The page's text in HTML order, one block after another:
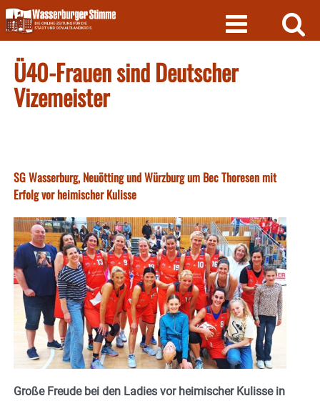
Skip
to
content
Ü40-Frauen sind Deutscher
Vizemeister
SG Wasserburg, Neuötting und Würzburg um Bec Thoresen mit
Erfolg vor heimischer Kulisse
Große Freude bei den Ladies vor heimischer Kulisse in